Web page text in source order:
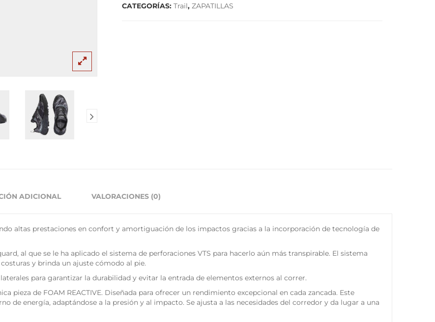
MEN
CATEGORÍAS: Trail, ZAPATILLAS
ADICIONAL VALORACIONES (0)
altas prestaciones en confort y amortiguación de los impactos gracias a la incorporación de tecnología de
al que se le ha aplicado el sistema de perforaciones VTS para hacerlo aún más transpirable. El sistema
y brinda un ajuste cómodo al pie.
para garantizar la durabilidad y evitar la entrada de elementos externos al correr.
pieza de FOAM REACTIVE. Diseñada para ofrecer un rendimiento excepcional en cada zancada. Este
de energía, adaptándose a la presión y al impacto. Se ajusta a las necesidades del corredor y da lugar a una